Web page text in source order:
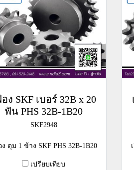
ง SKF เบอร์ 32B x 20
ฟัน PHS 32B-1B20
SKF2948
ง ดุม 1 ข้าง SKF PHS 32B-1B20
เปรียบเทียบ